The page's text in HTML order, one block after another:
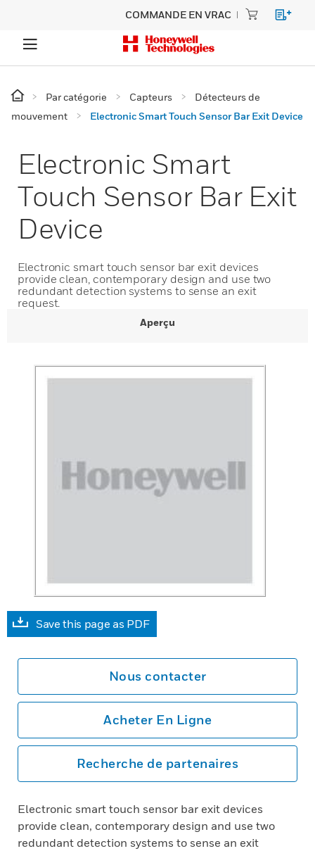
COMMANDE EN VRAC
Par catégorie Capteurs
Détecteurs de
mouvement
Electronic Smart Touch Sensor Bar Exit Device
Electronic Smart
Touch Sensor Bar Exit
Device
Electronic smart touch sensor bar exit devices
provide clean, contemporary design and use two
redundant detection systems to sense an exit
request.
Aperçu
Save this page as PDF
Nous contacter
Acheter En Ligne
Recherche de partenaires
Electronic smart touch sensor bar exit devices
provide clean, contemporary design and use two
redundant detection systems to sense an exit